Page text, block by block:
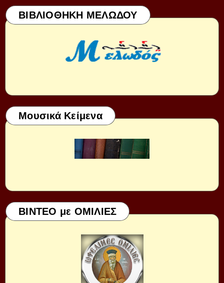
ΒΙΒΛΙΟΘΗΚΗ ΜΕΛΩΔΟΥ
Μουσικά Κείμενα
ΒΙΝΤΕΟ με ΟΜΙΛΙΕΣ